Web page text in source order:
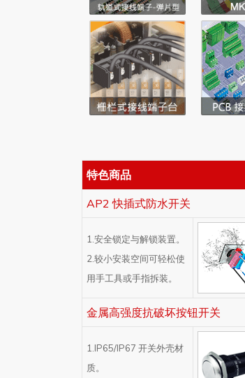
特色商品
AP2 快插式防水开关
1.安全锁定与解锁装置。
2.较小安装空间可轻松使
用手工具或手指拆装。
金属高强度抗破坏按钮开关
1.IP65/IP67 开关外壳材
质。